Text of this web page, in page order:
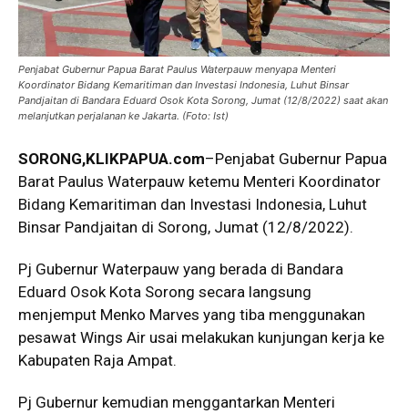
Penjabat Gubernur Papua Barat Paulus Waterpauw menyapa Menteri
Koordinator Bidang Kemaritiman dan Investasi Indonesia, Luhut Binsar
Pandjaitan di Bandara Eduard Osok Kota Sorong, Jumat (12/8/2022) saat akan
melanjutkan perjalanan ke Jakarta. (Foto: Ist)
SORONG,KLIKPAPUA.com–Penjabat Gubernur Papua
Barat Paulus Waterpauw ketemu Menteri Koordinator
Bidang Kemaritiman dan Investasi Indonesia, Luhut
Binsar Pandjaitan di Sorong, Jumat (12/8/2022).
Pj Gubernur Waterpauw yang berada di Bandara
Eduard Osok Kota Sorong secara langsung
menjemput Menko Marves yang tiba menggunakan
pesawat Wings Air usai melakukan kunjungan kerja ke
Kabupaten Raja Ampat.
Pj Gubernur kemudian menggantarkan Menteri